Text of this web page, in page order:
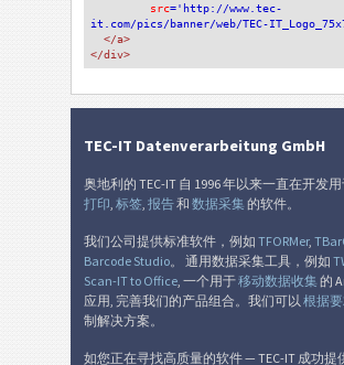
src='http://www.tec-
it.com/pics/banner/web/TEC-
</a>
</div>
TEC-IT Datenverarbeitung GmbH
奥地利的 TEC-IT 自 1996 年以来一直在开发
打印 标签 报告和 数据采集的软件。
我们公司提供标准软件，例如 TFORMer,
Barcode Studio。 通用数据采集工具，例如
Scan-IT to Office , 一个用于移动数据收集的
应用, 完善我们的产品组合。我们可以 根据
制解决方案。
如您正在寻找高质量的软件 — TEC-IT 成功提